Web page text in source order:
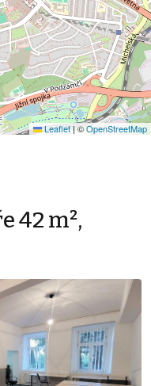
Leaflet|©OpenStreetMap
42 m²,